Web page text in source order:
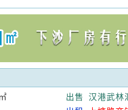
出售 汉港武林